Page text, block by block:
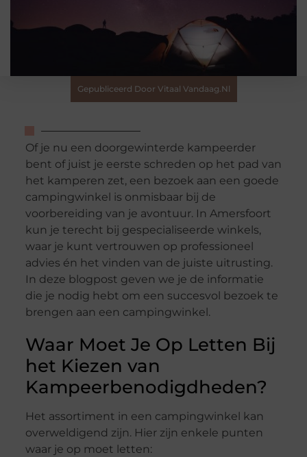
Gepubliceerd Door Vitaal Vandaag.nl
Of je nu een doorgewinterde kampeerder
bent of juist je eerste schreden op het pad van
het kamperen zet, een bezoek aan een goede
campingwinkel is onmisbaar bij de
voorbereiding van je avontuur. In Amersfoort
kun je terecht bij gespecialiseerde winkels,
waar je kunt vertrouwen op professioneel
advies én het vinden van de juiste uitrusting.
In deze blogpost geven we je de informatie
die je nodig hebt om een succesvol bezoek te
brengen aan een campingwinkel.
Waar Moet Je Op Letten Bij
het Kiezen van
Kampeerbenodigdheden?
Het assortiment in een campingwinkel kan
overweldigend zijn. Hier zijn enkele punten
waar je op moet letten: